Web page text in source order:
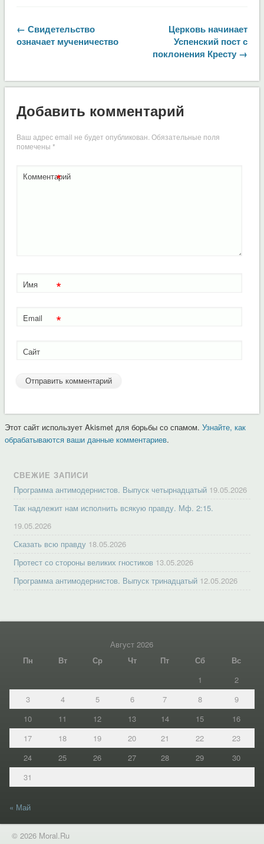
← Свидетельство
означает мученичество
Церковь начинает
Успенский пост с
поклонения Кресту →
Добавить комментарий
Ваш адрес email не будет опубликован.Обязательные поля
помечены *
Комментарий
*
Имя *
Email *
Сайт
Этот сайт использует Akismet для борьбы со спамом. Узнайте, как
обрабатываются ваши данные комментариев.
СВЕЖИЕ ЗАПИСИ
Программа антимодернистов. Выпуск четырнадцатый 19.05.2026
Так надлежит нам исполнить всякую правду. Мф. 2:15.
19.05.2026
Сказать всю правду 18.05.2026
Протест со стороны великих гностиков 13.05.2026
Программа антимодернистов. Выпуск тринадцатый 12.05.2026
Август 2026
Пн
Вт Ср Чт Пт Сб
Вс
1
2
3
4 5 6 7 8
9
10
11 12 13 14 15
16
17
18 19 20 21 22
23
24
25 26 27 28 29
30
31
« Май
© 2026 Moral.Ru